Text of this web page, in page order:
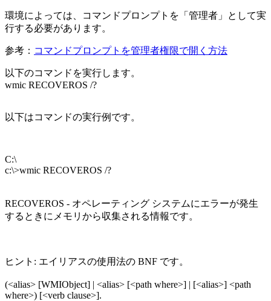
環境によっては、コマンドプロンプトを「管理者」として実
行する必要があります。
参考： コマンドプロンプトを管理者権限で開く方法
以下のコマンドを実行します。
wmic RECOVEROS /?
以下はコマンドの実行例です。
C:\
c:\>wmic RECOVEROS /?
RECOVEROS - オペレーティング システムにエラーが発生
するときにメモリから収集される情報です。
ヒント: エイリアスの使用法の BNF です。
(<alias> [WMIObject] | <alias> [<path where>] | [<alias>] <path
where>) [<verb clause>].